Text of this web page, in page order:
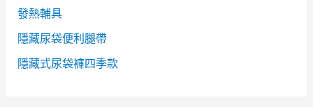
發熱輔具
隱藏尿袋便利腿帶
隱藏式尿袋褲四季款